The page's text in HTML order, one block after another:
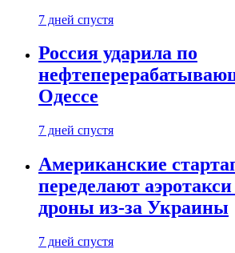
7 дней спустя
Россия ударила по
Одессе
7 дней спустя
Американские
переделают
дроны из-за Украины
7 дней спустя